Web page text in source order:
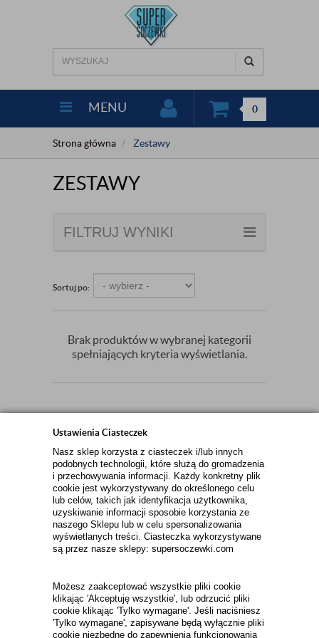
Ustawienia Ciasteczek
Nasz sklep korzysta z ciasteczek i/lub innych
podobnych technologii, które służą do gromadzenia
i przechowywania informacji. Każdy konkretny plik
cookie jest wykorzystywany do określonego celu
lub celów, takich jak identyfikacja użytkownika,
uzyskiwanie informacji sposobie korzystania ze
naszego Sklepu lub w celu spersonalizowania
wyświetlanych treści. Ciasteczka wykorzystywane
są przez nasze sklepy: supersoczewki.com
Możesz zaakceptować wszystkie pliki cookie
klikając 'Akceptuję wszystkie', lub odrzucić pliki
cookie klikając 'Tylko wymagane'. Jeśli naciśniesz
'Tylko wymagane', zapisywane będą wyłącznie pliki
cookie niezbędne do zapewnienia funkcjonowania
MENU 0
Strona główna Zestawy
ZESTAWY
FILTRUJ WYNIKI
Sortuj po:
Brak produktów w wybranej kategorii
spełniających kryteria wyświetlania.
Zamów newsletter
ZAPISZ
INFORMACJE KONTAKTOWE
TEL. 667-511-510
E-MAIL:
INFO@SUPERSOCZEWKI.COM